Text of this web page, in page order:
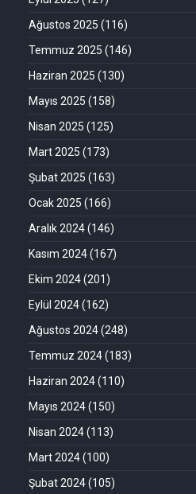
Ağustos 2025 (116)
Temmuz 2025 (146)
Haziran 2025 (130)
Mayıs 2025 (158)
Nisan 2025 (125)
Mart 2025 (173)
Şubat 2025 (163)
Ocak 2025 (166)
Aralık 2024(146)
Kasım 2024(167)
Ekim 2024(201)
Eylül 2024(162)
Ağustos 2024(248)
Temmuz 2024(183)
Haziran 2024(110)
Mayıs 2024(150)
Nisan 2024(113)
Mart 2024(100)
Şubat 2024(105)